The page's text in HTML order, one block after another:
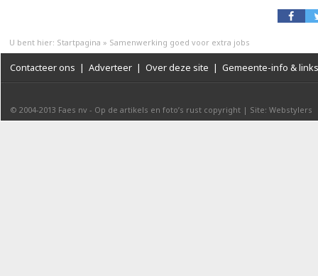
U bent hier: Startpagina » Samenwerking goed voor extra jobs
Contacteer ons | Adverteer | Over deze site | Gemeente-info & links
© 2004-2013 Faes nv - Op de artikels en foto’s rust copyright | Site: Webstylers